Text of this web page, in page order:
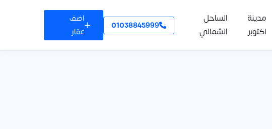
مدينة
اكتوبر
الساحل
الشمالي
01038845999
اضف
عقار